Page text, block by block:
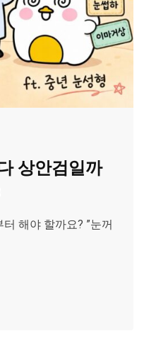
상안검일까
해야 할까요? ”눈꺼